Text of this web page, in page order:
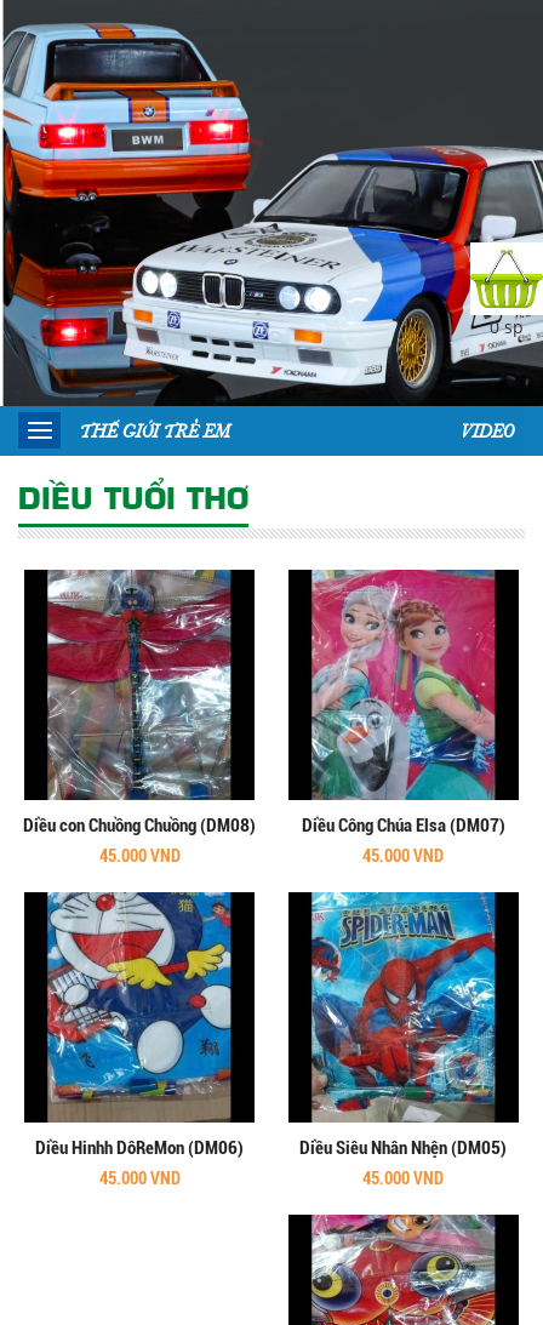
VIDEO
THẾ GIỚI TRẺ EM
DIỀU TUỔI THƠ
Diều con Chuồng Chuồng (DM08)
45.000 VND
Diều Công Chúa Elsa (DM07)
45.000 VND
Diều Hinhh DôReMon (DM06)
45.000 VND
Diều Siêu Nhân Nhện (DM05)
45.000 VND
0 sp